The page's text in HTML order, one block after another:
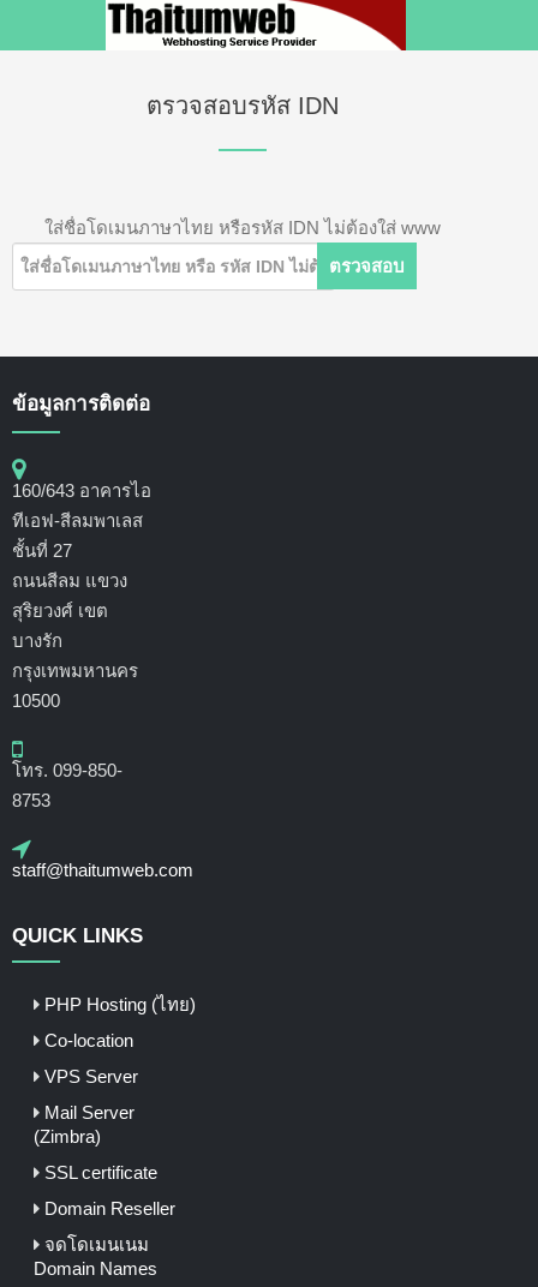
ตรวจสอบรหัส IDN
ใส่ชื่อโดเมนภาษาไทย หรือรหัส IDN ไม่ต้องใส่ www
ข้อมูลการติดต่อ
160/643 อาคารไอ
ทีเอฟ-สีลมพาเลส
ชั้นที่ 27
ถนนสีลม แขวง
สุริยวงศ์ เขต
บางรัก
กรุงเทพมหานคร
10500
โทร. 099-850-
8753
staff@thaitumweb.com
QUICK LINKS
PHP Hosting (ไทย)
Co-location
VPS Server
Mail Server
(Zimbra)
SSL certificate
Domain Reseller
จดโดเมนเนม
Domain Names